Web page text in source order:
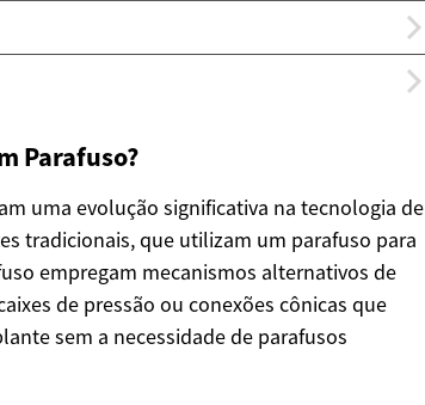
Parafuso?
uma evolução significativa na tecnologia de
tradicionais, que utilizam um parafuso para
empregam mecanismos alternativos de
de pressão ou conexões cônicas que
sem a necessidade de parafusos